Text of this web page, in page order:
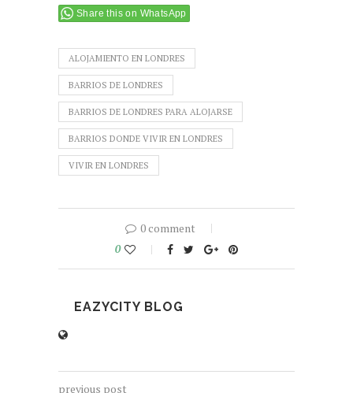
Share this on WhatsApp
ALOJAMIENTO EN LONDRES
BARRIOS DE LONDRES
BARRIOS DE LONDRES PARA ALOJARSE
BARRIOS DONDE VIVIR EN LONDRES
VIVIR EN LONDRES
0 comment
0
EAZYCITY BLOG
previous post